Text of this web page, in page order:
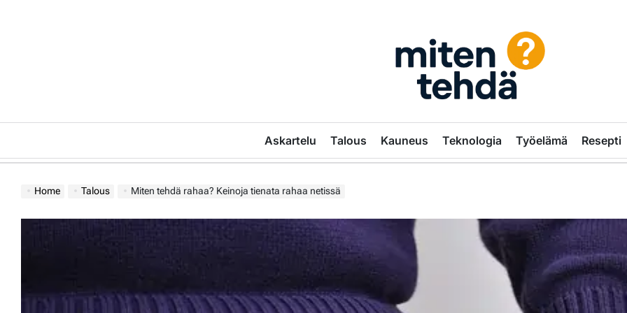
–
Käytännön
ja
vinkkejä
arkeen
|
Askartelu Talous Kauneus Teknologia Työelämä Resepti
Home Talous Miten tehdä rahaa? Keinoja tienata rahaa netissä